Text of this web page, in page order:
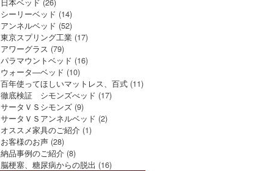
シーリーベッド (14)
アンネルベッド (52)
東京スプリング工業(17)
アワーグラス (79)
パラマウントベッド (16)
ウォータ―ベッド (10)
百年使ってほしいマットレス、百式(11)
徹底検証 シモンズべッド (17)
サータＶＳシモンズ(9)
サータＶＳアンネルベッド (2)
オススメ家具のご紹介(1)
お客様のお声(28)
納品事例のご紹介(8)
脳梗塞、糖尿病からの脱出 (16)